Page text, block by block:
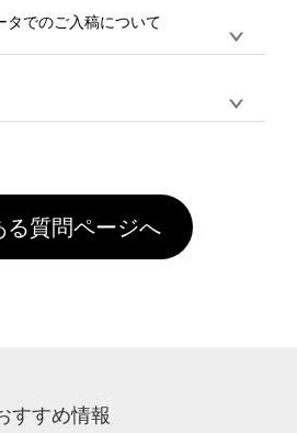
て付与され、次回ご注文時に1ポイ
してお使いいただけます。ポイン
了の翌日に付与され、次回ご注文時
頂けます。ポイントの有効期限は一
【会員ランク】過去10カ月のご注
り会員ランク割引(最大5%)が適用
ログインがされていなければ、ラン
トがされません。
理剤）】カラー生地（Tシャツのホ
ートバッグのナチュラル、ホワイト
プリントを定着させるための処理剤
おり、短納期・低価格で商品をお届
、水洗いで落とすことが可能です。
が、お客様ご自身にて着用前に落と
けますようお願いいたします。※1
直送機能でのご注文に関わらず、前
タでのご入稿について
ずれのデータも該当デザインのみ画
に変換、またはAdobe
よるお値引きで4,000円未満になる
がかかりますので、ご注意くださ
る質問ページへ
すすめ情報